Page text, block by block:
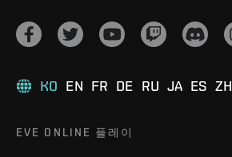
KO EN FR DE RU JA ES ZH
EVE ONLINE 플레이